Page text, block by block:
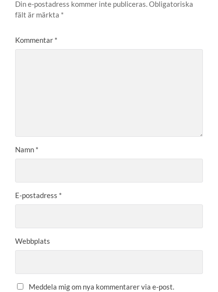
Din e-postadress kommer inte publiceras.Obligatoriska
fält är märkta *
Kommentar *
Namn *
E-postadress *
Webbplats
Meddela mig om nya kommentarer via e-post.